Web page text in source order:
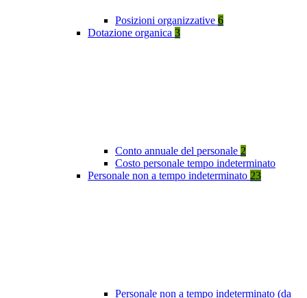
Posizioni organizzative 6
Dotazione organica 3
Conto annuale del personale 2
Costo personale tempo indeterminato
Personale non a tempo indeterminato 23
Personale non a tempo indeterminato (da